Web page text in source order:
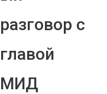
разговор с
главой
МИД